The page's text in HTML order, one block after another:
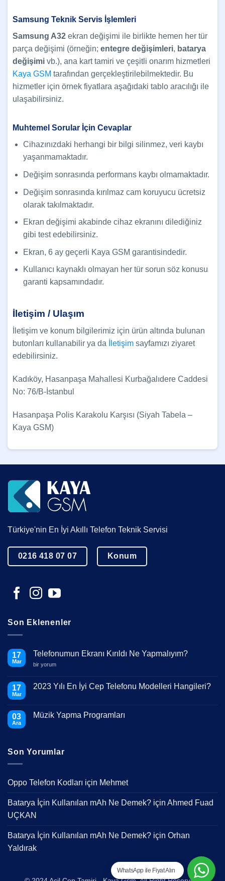
Samsung Teknik Servis İşlemleri
Samsung A32 ekran değişimi ile birlikte hemen her tür
parça değişimi (örneğin; entegre değişimleri, batarya
değişimi vb.), ana kart tamiri ve çeşitli onarım hizmetleri
Kaya GSM tarafından gerçekleştirilebilmektedir. Bu
hizmetler için örnek fiyatlara aşağıdaki tablo aracılığı ile
ulaşabilirsiniz.
Muhtemel Sorular İçin Cevaplar
Cihazınızdaki herhangi bir bilgi silinmez, veri kaybı
yaşanmamaktadır.
Değişim sonrasında performans kaybı olmamaktadır.
Değişim sonrasında kırılmaz cam koruyucu ücretsiz
olarak takılmaktadır.
Ekran değişimi akabinde cihaz ekranını dilediğiniz
gibi test edebilirsiniz.
Ekran, 6 ay geçerli Kaya GSM garantisindedir.
Kullanıcı kaynaklı olmayan her tür sorun söz konusu
garanti kapsamındadır.
İletişim / Ulaşım
İletişim ve konum bilgilerimiz için ürün altında bulunan
butonları kullanabilir ya da
İletişim sayfamızı ziyaret
edebilirsiniz.
Kadıköy, Hasanpaşa Mahallesi Kurbağalıdere Caddesi
No: 76/B-İstanbul
Hasanpaşa Polis Karakolu Karşısı (Siyah Tabela –
Kaya GSM)
Türkiye'nin En İyi Akıllı Telefon Teknik Servisi
0216 418 07 07 Konum
Son Eklenenler
17
Mar
Telefonumun Ekranı Kırıldı Ne Yapmalıyım?
Telefonumun
Ne
Yapmalıyım?
bir yorum
17
Mar
2023 Yılı En İyi Cep Telefonu Modelleri Hangileri?
Yılı
Hangileri?
03
Ara
Müzik Yapma Programları
Programları
Son Yorumlar
Oppo Telefon Kodları için Mehmet
Batarya İçin Kullanılan mAh Ne Demek? için Ahmed Fuad
UÇKAN
Batarya İçin Kullanılan mAh Ne Demek? için Orhan
Yaldırak
WhatsApp ile Fiyat Alın